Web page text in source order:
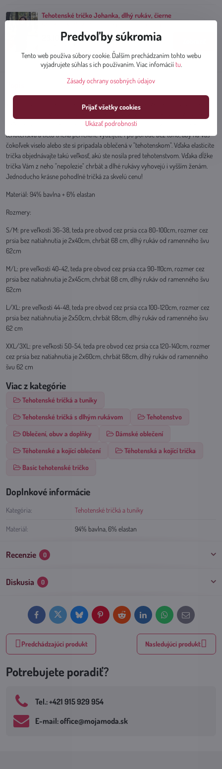
Vďaka bavlne je látka príjemná na telo i pre citlivú pokožku, ktorá sa v tričku
nepotí, oproti bežným elastickým tričkám s viskózou... 8% elastanu zaisťuje
veľkú elasticitu materiálu, ktorý sa prispôsobí Vašemu brušku počas celej doby
tehotenstva a tieto tričká perfektne využijete i po pôrode bez toho, aby na Vás
čokoľvek viselo alebo ste si pripadala oblečená v "tehotenskom". Vďaka elasticite
trička objednávajte takú veľkosť, akú ste nosila pred tehotenstvom. Vďaka dĺžke
trička Vám z neho "nepolezie" chrbát a dlhé rukávy vyhovejú i vyšším ženám.
Jednoducho krásne pohodlné tričká za skvelú cenu!
Materiál: 94% bavlna + 6% elastan
Rozmery:
S/M: pre veľkosti 36-38, teda pre obvod cez prsia cca 80-100cm, rozmer cez
prsia bez natiahnutia je 2x40cm, chrbát 68 cm, dlhý rukáv od ramenného švu
62cm
M/L: pre veľkosti 40-42, teda pre obvod cez prsia cca 90-110cm, rozmer cez
prsia bez natiahnutia je 2x45cm, chrbát 68 cm, dlhý rukáv od ramenného švu
62cm
L/XL: pre veľkosti 44-48, teda pre obvod cez prsia cca 100-120cm, rozmer cez
prsia bez natiahnutia je 2x50cm, chrbát 68cm, dlhý rukáv od ramenného švu
62 cm
XXL/3XL: pre veľkosti 50-54, teda pre obvod cez prsia cca 120-140cm, rozmer
cez prsia bez natiahnutia je 2x60cm, chrbát 68cm, dlhý rukáv od ramenného
švu 62 cm
Viac z kategórie
Tehotenské tričká a tuniky
Tehotenské tričká s dlhým rukávom
Tehotenstvo
Oblečení, obuv a doplňky
Dámské oblečení
Těhotenské a kojící oblečení
Těhotenská a kojící trička
Basic tehotenské tričko
Doplnkové informácie
Kategória: Tehotenské tričká a tuniky
Materiál: 94% bavlna, 6% elastan
Recenzie 0
Diskusia 0
FacebookTwitter BlueskyPinterestReddit LinkedInWhatsApp
E-
mail
Predchádzajúci produkt Nasledujúci produkt
Tehotenské tričko Johanka, dlhý rukáv, čierne
23.10 €
Potrebujete poradiť?
Tel​.: +421 915 929 954
E-mail: office​@mojamoda​.sk
Predvoľby súkromia
Tento web používa súbory cookie. Ďalším prechádzaním tohto webu
vyjadrujete súhlas s ich používaním. Viac infomáciítu.
Zásady ochrany osobných údajov
Ukázať podrobnosti
Prijať všetky cookies